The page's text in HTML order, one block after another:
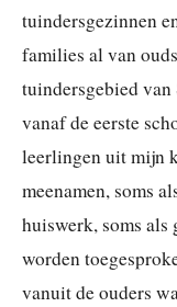
tuindersgezinnen
families al van
tuindersgebied
vanaf de eerste
leerlingen uit mijn
meenamen, soms
huiswerk, soms als
worden
vanuit de ouders